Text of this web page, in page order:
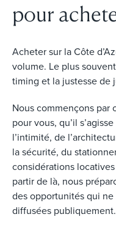
pour
Acheter sur la Côte
volume. Le plus
timing et la justesse de
Nous commençons
pour vous, qu’il
l’intimité, de
la sécurité, du
considérations
partir de là, nous
des opportunités qui
diffusées publiquement.